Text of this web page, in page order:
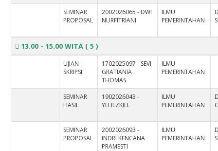
SEMINAR
PROPOSAL
2002026065 - DWI
NURFITRIANI
ILMU
PEMERINTAHAN
13.00 - 15.00 WITA ( 5 )
UJIAN
SKRIPSI
1702025097 - SEVI
GRATIANIA
THOMAS
ILMU
PEMERINTAHAN
SEMINAR
HASIL
1902026043 -
YEHEZKIEL
ILMU
PEMERINTAHAN
SEMINAR
PROPOSAL
2002026093 -
INDRI KENCANA
PRAMESTI
ILMU
PEMERINTAHAN